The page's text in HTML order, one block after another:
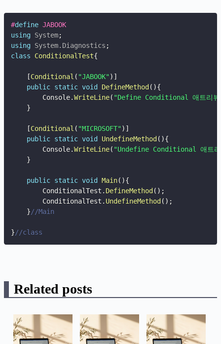
#define JABOOK
using System;
using System. Diagnostics ;
class
ConditionalTest{
[Conditional ( "JABOOK") ]
public static void DefineMethod ( ){
        Console
.WriteLine( "Define Conditional 애트리
}
[Conditional ( "MICROSOFT") ]
public static void UndefineMethod ( ){
        Console
.WriteLine( "Undefine Conditional 애트
}
public static void Main( ){
        ConditionalTest
. DefineMethod ( ) ;
        ConditionalTest
. UndefineMethod ( ) ;
}//Main
}//class
Related posts